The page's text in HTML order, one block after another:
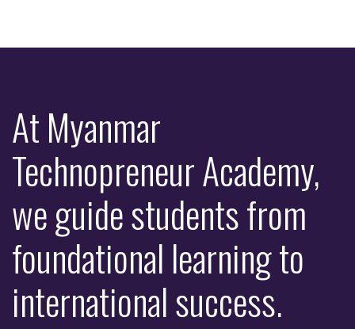
At Myanmar
Technopreneur Academy,
we guide students from
foundational learning to
international success.